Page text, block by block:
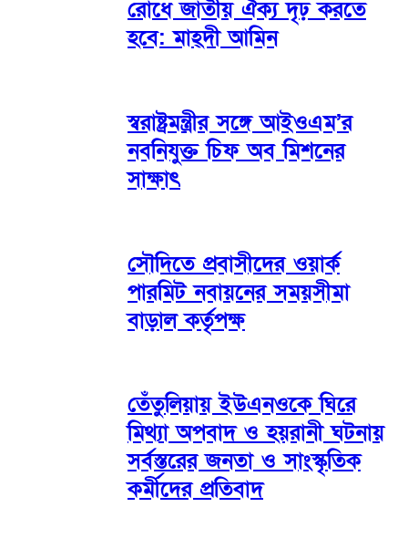
রোধে জাতীয় ঐক্য দৃঢ় করতে
হবে: মাহ্দী আমিন
স্বরাষ্ট্রমন্ত্রীর সঙ্গে আইওএম’র
নবনিযুক্ত চিফ অব মিশনের
সাক্ষাৎ
সৌদিতে প্রবাসীদের ওয়ার্ক
পারমিট নবায়নের সময়সীমা
বাড়াল কর্তৃপক্ষ
তেঁতুলিয়ায় ইউএনওকে ঘিরে
মিথ্যা অপবাদ ও হয়রানী ঘটনায়
সর্বস্তরের জনতা ও সাংস্কৃতিক
কর্মীদের প্রতিবাদ